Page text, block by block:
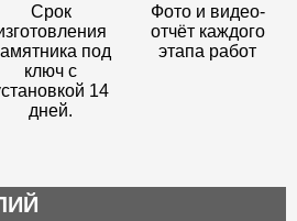
Срок
под
ключ с
14
дней.
Фото и видео-
отчёт каждого
этапа работ